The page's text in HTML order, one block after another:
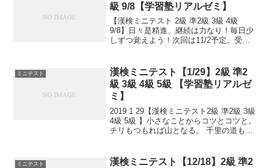
級 9/8【学習塾リアルゼミ】
【漢検ミニテスト 2級 準2級 3級 4級
9/8】日々是精進、継続は力なり！毎日少
しずつ覚えよう！次回は11/2予定。受け
ミニテスト
漢検ミニテスト【1/29】2級 準2
級 3級 4級 5級 【学習塾リアルゼ
ミ】
2019 1 29【漢検ミニテスト2級 準2級 3級
4級 5級 】小さなことからコツとコツと。
チリもつもれば山となる。 千里の道も一
熟語問題などの出来具合が合...
ミニテスト
漢検ミニテスト【12/18】2級 準2